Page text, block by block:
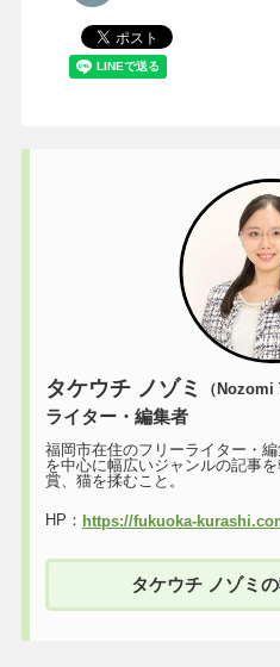
タケウチ ノゾミ （Nozomi
ライター・編集者
福岡市在住のフリーライター・
を中心に幅広いジャンルの記事
賞、猫を揉むこと。
HP： https://fukuoka-
タケウチ ノゾミ